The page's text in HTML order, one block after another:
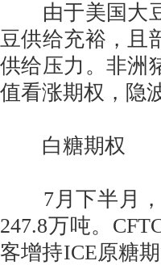
由于美国大豆
豆供给充裕，且
供给压力。非洲
值看涨期权，隐
白糖期权
7月下半月，
247.8万吨。
客增持ICE原糖